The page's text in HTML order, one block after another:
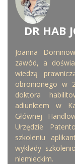
DR HAB
Joanna
zawód, a
wiedzą
obronionego w
doktora
adiunktem w
Głównej
Urzędzie
szkoleniu
wykłady
niemieckim.